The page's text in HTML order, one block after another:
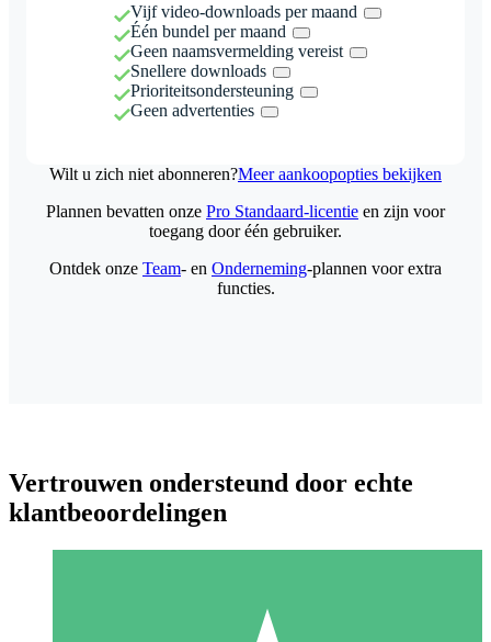
Vijf video-downloads per maand
Één bundel per maand
Geen naamsvermelding vereist
Snellere downloads
Prioriteitsondersteuning
Geen advertenties
Wilt u zich niet abonneren?Meer aankoopopties bekijken
Plannen bevatten onze Pro Standaard-licentie en zijn voor
toegang door één gebruiker.
Ontdek onze Team- en Onderneming-plannen voor extra
functies.
Vertrouwen ondersteund door echte
klantbeoordelingen